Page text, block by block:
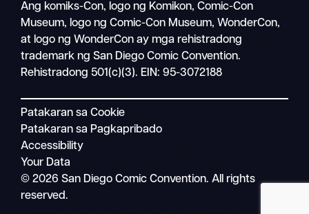
Mobile
nav
Ang komiks-Con, logo ng Komikon, Comic-Con
Museum, logo ng Comic-Con Museum, WonderCon,
at logo ng WonderCon ay mga rehistradong
trademark ng San Diego Comic Convention.
Rehistradong 501(c)(3). EIN: 95-3072188
Patakaran sa Cookie
Patakaran sa Pagkapribado
Accessibility
Your Data
© 2026 San Diego Comic Convention. All rights
reserved.